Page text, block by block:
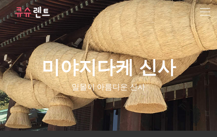
미야지다케 신사
일몰이 아름다운 신사